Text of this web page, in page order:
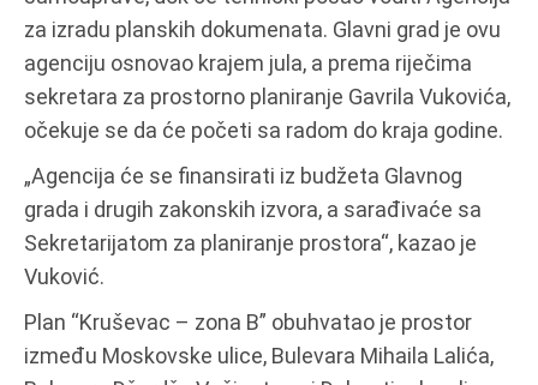
za izradu planskih dokumenata. Glavni grad je ovu
agenciju osnovao krajem jula, a prema riječima
sekretara za prostorno planiranje Gavrila Vukovića,
očekuje se da će početi sa radom do kraja godine.
„Agencija će se finansirati iz budžeta Glavnog
grada i drugih zakonskih izvora, a sarađivaće sa
Sekretarijatom za planiranje prostora“, kazao je
Vuković.
Plan “Kruševac – zona B” obuhvatao je prostor
između Moskovske ulice, Bulevara Mihaila Lalića,